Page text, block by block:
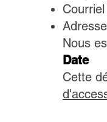
Courriel
Nous
Date
Cette